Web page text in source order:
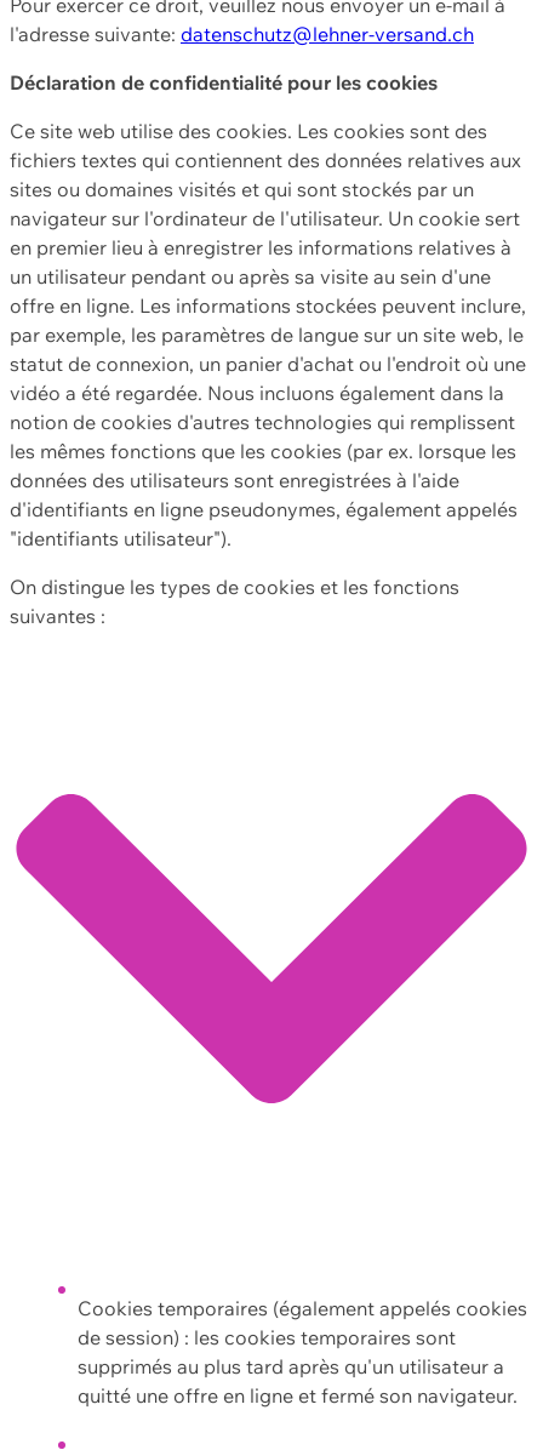
l'adresse suivante: datenschutz@lehner-versand.ch
Déclaration de confidentialité pour les cookies
Ce site web utilise des cookies. Les cookies sont des
fichiers textes qui contiennent des données relatives aux
sites ou domaines visités et qui sont stockés par un
navigateur sur l'ordinateur de l'utilisateur. Un cookie sert
en premier lieu à enregistrer les informations relatives à
un utilisateur pendant ou après sa visite au sein d'une
offre en ligne. Les informations stockées peuvent inclure,
par exemple, les paramètres de langue sur un site web, le
statut de connexion, un panier d'achat ou l'endroit où une
vidéo a été regardée. Nous incluons également dans la
notion de cookies d'autres technologies qui remplissent
les mêmes fonctions que les cookies (par ex. lorsque les
données des utilisateurs sont enregistrées à l'aide
d'identifiants en ligne pseudonymes, également appelés
"identifiants utilisateur").
On distingue les types de cookies et les fonctions
suivantes :
Cookies temporaires (également appelés cookies
de session) : les cookies temporaires sont
supprimés au plus tard après qu'un utilisateur a
quitté une offre en ligne et fermé son navigateur.